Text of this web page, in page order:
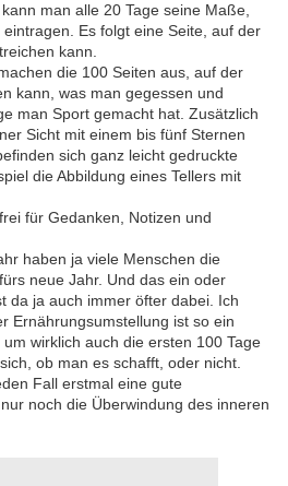
man alle 20 Tage seine Maße,
Es folgt eine Seite, auf der
kann.
die 100 Seiten aus, auf der
kann, was man gegessen und
man Sport gemacht hat. Zusätzlich
Sicht mit einem bis fünf Sternen
sich ganz leicht gedruckte
die Abbildung eines Tellers mit
für Gedanken, Notizen und
haben ja viele Menschen die
neue Jahr. Und das ein oder
da ja auch immer öfter dabei. Ich
Ernährungsumstellung ist so ein
wirklich auch die ersten 100 Tage
ob man es schafft, oder nicht.
Fall erstmal eine gute
noch die Überwindung des inneren